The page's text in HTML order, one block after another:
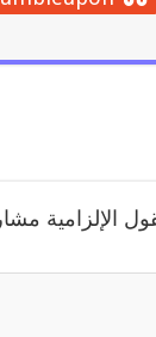
الإلزامية